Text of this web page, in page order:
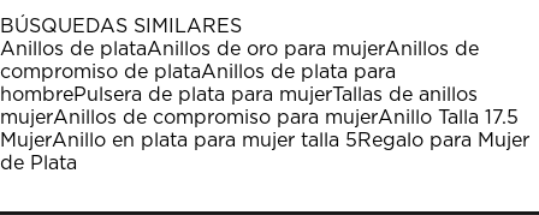
1
estrella
Esta
acción
abrirá
el
formulario
de
estrellas.
Esta
acción
abrirá
el
formulario
de
estrellas.
Esta
acción
abrirá
el
formulario
estrellas.
Esta
acción
abrirá
el
formulario
estrellas.
Esta
acción
abrirá
el
formulario
BÚSQUEDAS SIMILARES
Anillos de plataAnillos de oro para mujerAnillos de
compromiso de plataAnillos de plata para
hombrePulsera de plata para mujerTallas de anillos
mujerAnillos de compromiso para mujerAnillo Talla 17.5
MujerAnillo en plata para mujer talla 5Regalo para Mujer
de Plata